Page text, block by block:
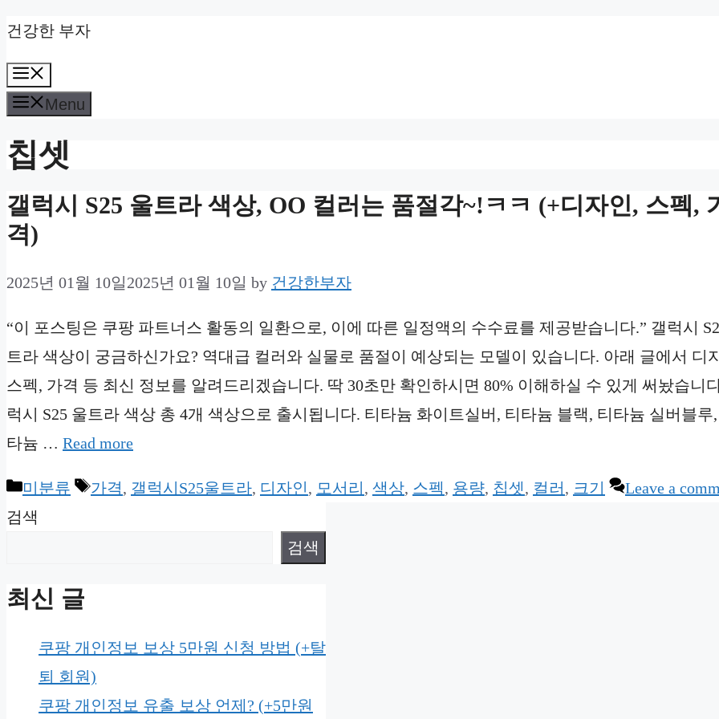
Skip
to
content
건강한 부자
Menu
칩셋
갤럭시 S25 울트라 색상, OO 컬러는 품절각~!ㅋㅋ (+디자인, 스펙,
격)
2025년 01월 10일2025년 01월 10일 by 건강한부자
“이 포스팅은 쿠팡 파트너스 활동의 일환으로, 이에 따른 일정액의 수수료를 제공받습니다.” 갤럭시
트라 색상이 궁금하신가요? 역대급 컬러와 실물로 품절이 예상되는 모델이 있습니다. 아래 글에서 디
스펙, 가격 등 최신 정보를 알려드리겠습니다. 딱 30초만 확인하시면 80% 이해하실 수 있게 써놨습니
럭시 S25 울트라 색상 총 4개 색상으로 출시됩니다. 티타늄 화이트실버, 티타늄 블랙, 티타늄 실버블루,
타늄 … Read more
Categories
미분류 Tags
가격, 갤럭시S25울트라, 디자인, 모서리 , 색상, 스펙, 용량, 칩셋, 컬러 , 크기
Leave a
검색
검색
최신 글
쿠팡 개인정보 보상 5만원 신청 방법 (+탈
퇴 회원)
쿠팡 개인정보 유출 보상 언제? (+5만원